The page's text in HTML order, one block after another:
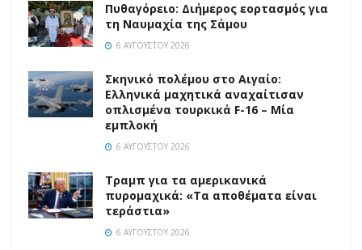
Πυθαγόρειο: Διήμερος εορτασμός για
τη Ναυμαχία της Σάμου
6 ΑΥΓΟΎΣΤΟΥ 2026
Σκηνικό πολέμου στο Αιγαίο:
Ελληνικά μαχητικά αναχαίτισαν
οπλισμένα τουρκικά F-16 – Μία
εμπλοκή
6 ΑΥΓΟΎΣΤΟΥ 2026
Τραμπ για τα αμερικανικά
πυρομαχικά: «Τα αποθέματα είναι
τεράστια»
6 ΑΥΓΟΎΣΤΟΥ 2026